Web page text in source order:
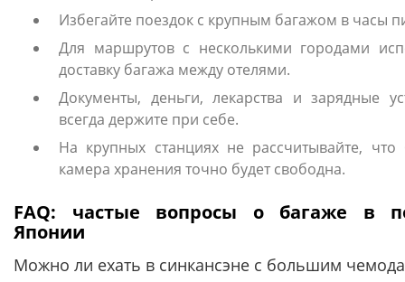
Избегайте поездок с крупным багажом в часы
Для маршрутов с несколькими городами
доставку багажа между отелями.
Документы, деньги, лекарства и зарядные
всегда держите при себе.
На крупных станциях не рассчитывайте, что
камера хранения точно будет свободна.
FAQ: частые вопросы о багаже в
Японии
Можно ли ехать в синкансэне с большим